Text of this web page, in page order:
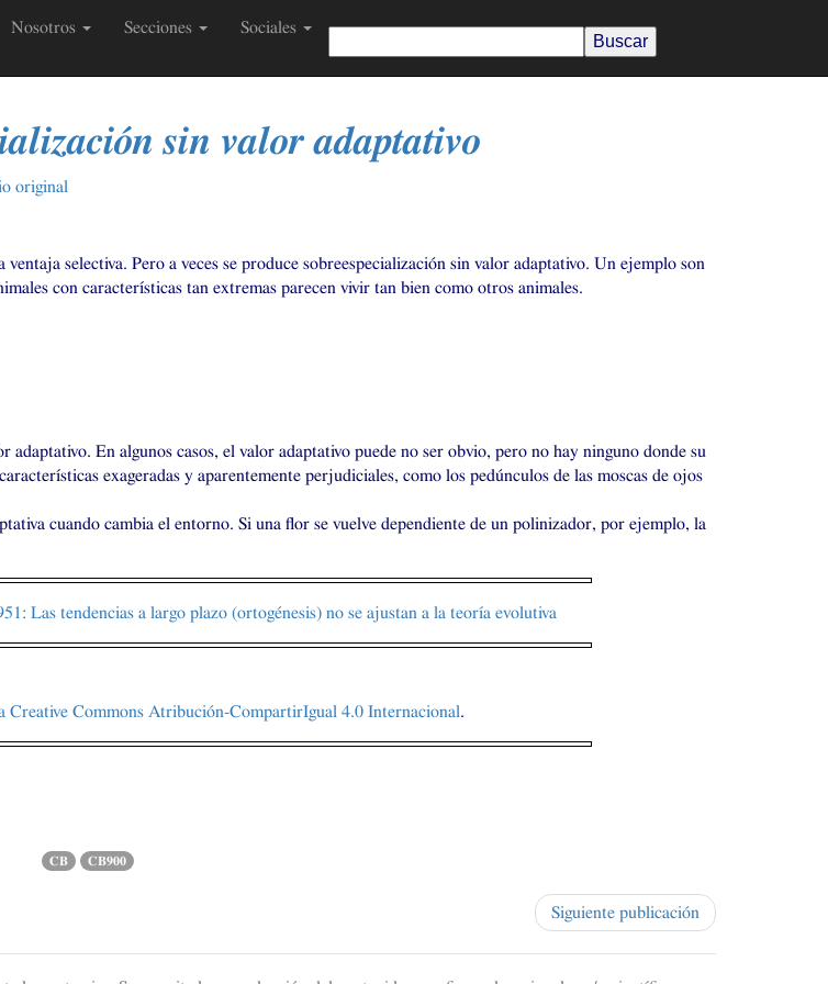
Nosotros Secciones Sociales
sin valor adaptativo
original
selectiva. Pero a veces se produce sobreespecialización sin valor adaptativo. Un ejemplo son
con características tan extremas parecen vivir tan bien como otros animales.
En algunos casos, el valor adaptativo puede no ser obvio, pero no hay ninguno donde su
exageradas y aparentemente perjudiciales, como los pedúnculos de las moscas de ojos
cuando cambia el entorno. Si una flor se vuelve dependiente de un polinizador, por ejemplo, la
: Las tendencias a largo plazo (ortogénesis) no se ajustan a la teoría evolutiva
Creative Commons Atribución-CompartirIgual 4.0 Internacional.
CB CB900
Siguiente publicación